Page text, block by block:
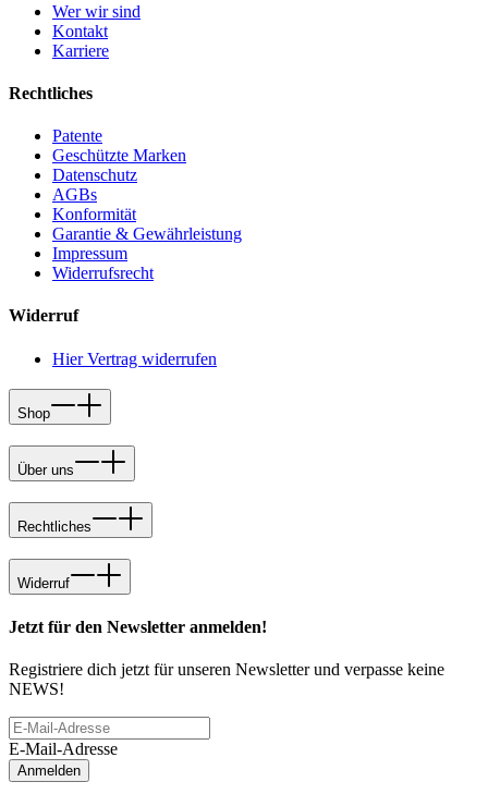
Wer wir sind
Kontakt
Karriere
Rechtliches
Patente
Geschützte Marken
Datenschutz
AGBs
Konformität
Garantie & Gewährleistung
Impressum
Widerrufsrecht
Widerruf
Hier Vertrag widerrufen
Shop
Über uns
Rechtliches
Widerruf
Jetzt für den Newsletter anmelden!
Registriere dich jetzt für unseren Newsletter und verpasse keine
NEWS!
E-Mail-Adresse
Anmelden